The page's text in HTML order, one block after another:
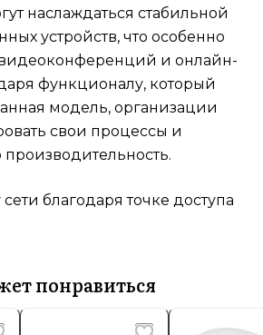
наслаждаться стабильной
устройств, что особенно
и онлайн-
функционалу, который
модель, организации
свои процессы и
благодаря точке доступа
понравиться